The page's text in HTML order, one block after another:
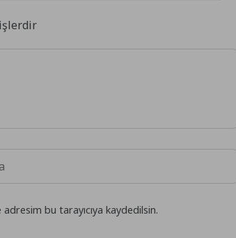
bu tarayıcıya kaydedilsin.